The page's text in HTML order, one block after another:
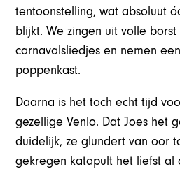
tentoonstelling, wat absoluut
blijkt. We zingen uit volle borst
carnavalsliedjes en nemen
poppenkast.
Daarna is het toch echt tijd
gezellige Venlo. Dat Joes het
duidelijk, ze glundert van oor
gekregen katapult het liefst al